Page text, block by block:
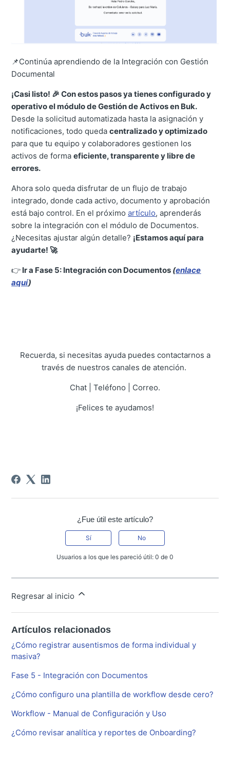
📌Continúa aprendiendo de la Integración con Gestión
Documental
¡Casi listo! 🎉 Con estos pasos ya tienes configurado y
operativo el módulo de Gestión de Activos en Buk.
Desde la solicitud automatizada hasta la asignación y
notificaciones, todo quedacentralizado y optimizado
para que tu equipo y colaboradores gestionen los
activos de formaeficiente, transparente y libre de
errores.
Ahora solo queda disfrutar de un flujo de trabajo
integrado, donde cada activo, documento y aprobación
está bajo control. En el próximoartículo, aprenderás
sobre la integración con el módulo de Documentos.
¿Necesitas ajustar algún detalle? ¡Estamos aquí para
ayudarte! 🚀
👉 Ir a Fase 5: Integración con Documentos (enlace
aquí)
Recuerda, si necesitas ayuda puedes contactarnos a
través de nuestros canales de atención.
Chat | Teléfono | Correo.
¡Felices te ayudamos!
¿Fue útil este artículo?
Sí No
Usuarios a los que les pareció útil: 0 de 0
Regresar al inicio
Artículos relacionados
¿Cómo registrar ausentismos de forma individual y
masiva?
Fase 5 - Integración con Documentos
¿Cómo configuro una plantilla de workflow desde cero?
Workflow - Manual de Configuración y Uso
¿Cómo revisar analítica y reportes de Onboarding?